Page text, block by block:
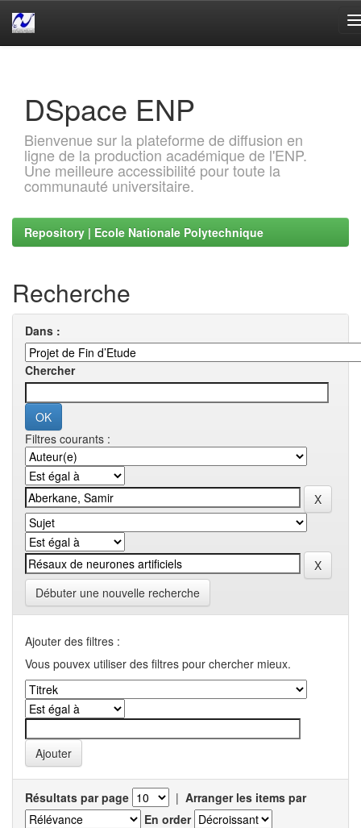
DSpace ENP
Bienvenue sur la plateforme de diffusion en
ligne de la production académique de l'ENP.
Une meilleure accessibilité pour toute la
communauté universitaire.
Repository | Ecole Nationale Polytechnique
Recherche
Dans :
Chercher
Filtres courants :
Débuter une nouvelle recherche
Ajouter des filtres :
Vous pouvex utiliser des filtres pour chercher mieux.
Résultats par page | Arranger les items par
En order